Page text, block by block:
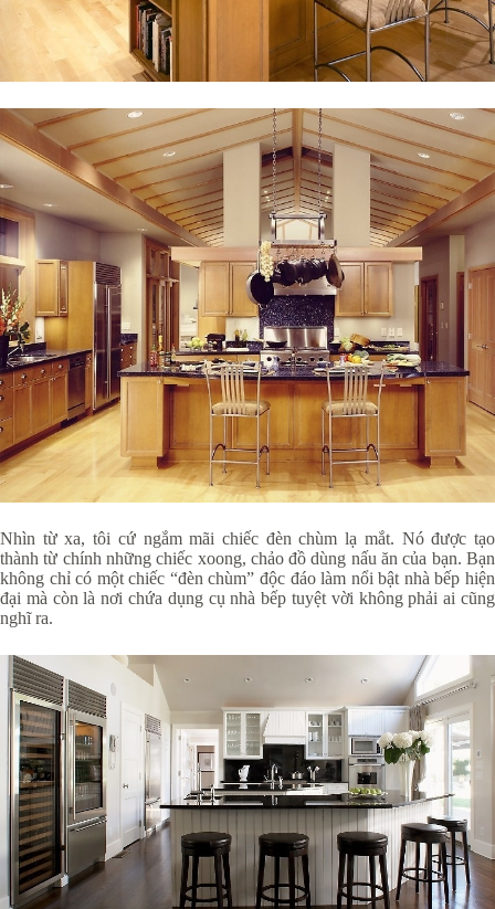
Nhìn từ xa, tôi cứ ngắm mãi chiếc đèn chùm lạ mắt. Nó được tạo
thành từ chính những chiếc xoong, chảo đồ dùng nấu ăn của bạn. Bạn
không chỉ có một chiếc “đèn chùm” độc đáo làm nổi bật nhà bếp hiện
đại mà còn là nơi chứa dụng cụ nhà bếp tuyệt vời không phải ai cũng
nghĩ ra.